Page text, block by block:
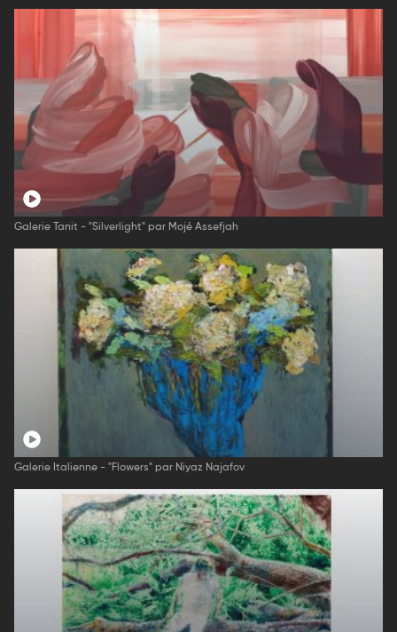
Galerie Tanit - "Silverlight" par Mojé Assefjah
Galerie Italienne - "Flowers" par Niyaz Najafov